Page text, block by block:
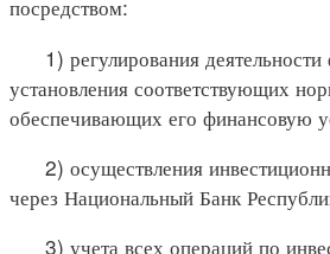
посредством:
1) регулирования деятельности
установления соответствующих
обеспечивающих его финансовую
2) осуществления
через Национальный Банк
3) учета всех операций по